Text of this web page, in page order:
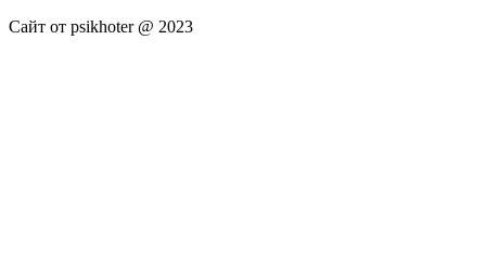
Сайт от psikhoter @ 2023